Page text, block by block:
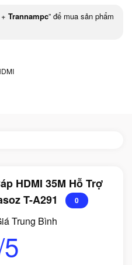
+ Trannampc” để mua sản phẩm
HDMI 35M Hỗ Trợ
T-A291
0
Trung Bình